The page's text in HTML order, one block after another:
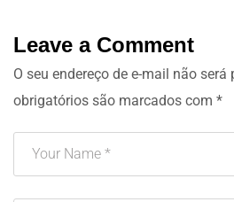
Leave a Comment
O seu endereço de e-mail não será
obrigatórios são marcados com *